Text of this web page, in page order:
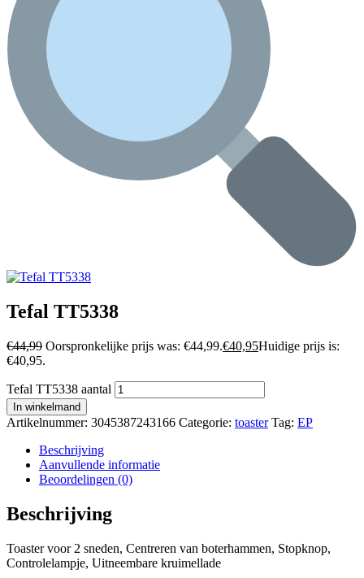
Tefal TT5338
€44,99 Oorspronkelijke prijs was: €44,99.€40,95Huidige prijs is:
€40,95.
Tefal TT5338 aantal
In winkelmand
Artikelnummer: 3045387243166 Categorie: toaster Tag: EP
Beschrijving
Aanvullende informatie
Beoordelingen (0)
Beschrijving
Toaster voor 2 sneden, Centreren van boterhammen, Stopknop,
Controlelampje, Uitneembare kruimellade